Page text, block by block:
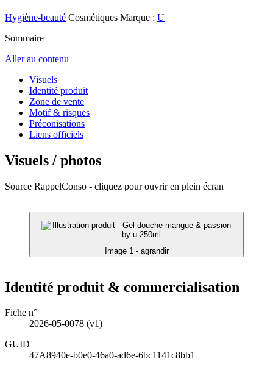
Hygiène-beauté Cosmétiques Marque : U
Sommaire
Aller au contenu
Visuels
Identité produit
Zone de vente
Motif & risques
Préconisations
Liens officiels
Visuels / photos
Source RappelConso - cliquez pour ouvrir en plein écran
Image 1 - agrandir
Identité produit & commercialisation
Fiche n°
2026-05-0078 (v1)
GUID
47A8940e-b0e0-46a0-ad6e-6bc1141c8bb1